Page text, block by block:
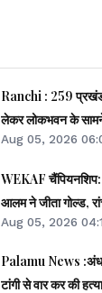
Ranchi : 259
लेकर लोकभवन के
Aug 05, 2026
WEKAF चैंपियनशिप:
आलम ने जीता गोल्ड,
Aug 05, 2026
Palamu News
टांगी से वार कर की